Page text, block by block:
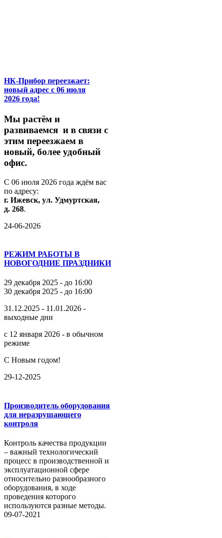
НК-Прибор переезжает:
новый адрес с 06 июля
2026 года!
Мы растём и
развиваемся и в связи с
этим переезжаем в
новый, более удобный
офис.
С 06 июля 2026 года ждём вас
по адресу:
г. Ижевск, ул. Удмуртская,
д. 268.
24-06-2026
РЕЖИМ РАБОТЫ В
НОВОГОДНИЕ ПРАЗДНИКИ
29 декабря 2025 - до 16:00
30 декабря 2025 - до 16:00
31.12.2025 - 11.01.2026 -
выходные дни
с 12 января 2026 - в обычном
режиме
С Новым годом!
29-12-2025
Производитель оборудования
для неразрушающего
контроля
Контроль качества продукции
– важный технологический
процесс в производственной и
эксплуатационной сфере
относительно разнообразного
оборудования, в ходе
проведения которого
используются разные методы.
09-07-2021